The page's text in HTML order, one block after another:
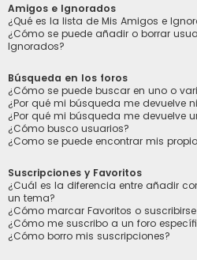
Amigos e Ignorados
¿Qué es la lista de Mis Amigos e
¿Cómo se puede añadir o borrar
Ignorados?
Búsqueda en los foros
¿Cómo se puede buscar en uno o
¿Por qué mi búsqueda me devuelve
¿Por qué mi búsqueda me devuelve
¿Cómo busco usuarios?
¿Como se puede encontrar mis
Suscripciones y Favoritos
¿Cuál es la diferencia entre añadir
un tema?
¿Cómo marcar Favoritos o
¿Cómo me suscribo a un foro
¿Cómo borro mis suscripciones?